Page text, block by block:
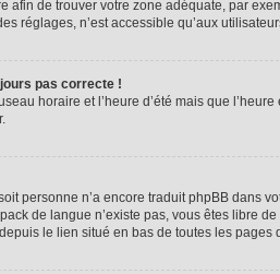
afin de trouver votre zone adéquate, par
réglages, n’est accessible qu’aux
pas correcte !
horaire et l’heure d’été mais que
personne n’a encore traduit phpBB dans
de langue n’existe pas, vous êtes libre
le lien situé en bas de toutes les pages